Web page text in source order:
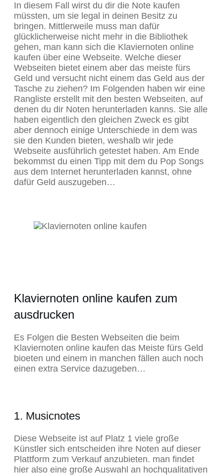
In diesem Fall wirst du dir die Note kaufen
müssten, um sie legal in deinen Besitz zu
bringen. Mittlerweile muss man dafür
glücklicherweise nicht mehr in die Bibliothek
gehen, man kann sich die Klaviernoten online
kaufen über eine Webseite. Welche dieser
Webseiten bietet einem aber das meiste fürs
Geld und versucht nicht einem das Geld aus der
Tasche zu ziehen? Im Folgenden haben wir eine
Rangliste erstellt mit den besten Webseiten, auf
denen du dir Noten herunterladen kanns. Sie alle
haben eigentlich den gleichen Zweck es gibt
aber dennoch einige Unterschiede in dem was
sie den Kunden bieten, weshalb wir jede
Webseite ausführlich getestet haben. Am Ende
bekommst du einen Tipp mit dem du Pop Songs
aus dem Internet herunterladen kannst, ohne
dafür Geld auszugeben…
Klaviernoten online kaufen zum
ausdrucken
Es Folgen die Besten Webseiten die beim
Klaviernoten online kaufen das Meiste fürs Geld
bioeten und einem in manchen fällen auch noch
einen extra Service dazugeben…
1. Musicnotes
Diese Webseite ist auf Platz 1 viele große
Künstler sich entscheiden ihre Noten auf dieser
Plattform zum Verkauf anzubieten. man findet
hier also eine große Auswahl an hochqualitativen